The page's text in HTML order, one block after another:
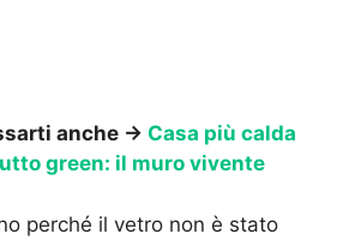
anche → Casa più calda
green: il muro vivente
perché il vetro non è stato